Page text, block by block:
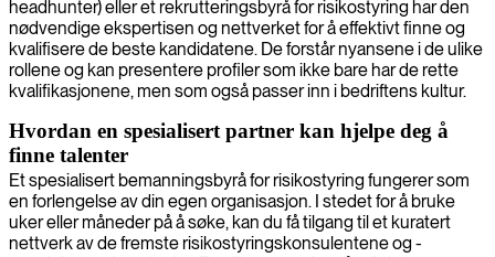
headhunter) eller et rekrutteringsbyrå for risikostyring har den
nødvendige ekspertisen og nettverket for å effektivt finne og
kvalifisere de beste kandidatene. De forstår nyansene i de ulike
rollene og kan presentere profiler som ikke bare har de rette
kvalifikasjonene, men som også passer inn i bedriftens kultur.
Hvordan en spesialisert partner kan hjelpe deg å
finne talenter
Et spesialisert bemanningsbyrå for risikostyring fungerer som
en forlengelse av din egen organisasjon. I stedet for å bruke
uker eller måneder på å søke, kan du få tilgang til et kuratert
nettverk av de fremste risikostyringskonsulentene og -